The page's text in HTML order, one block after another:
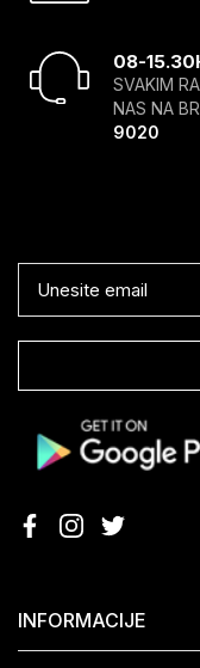
08-
SVAKIM
NAS NA
9020
INFORMACIJE